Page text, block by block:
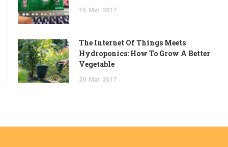
15 Mar 2017
The Internet Of Things Meets
Hydroponics: How To Grow A Better
Vegetable
20 Mar 2017